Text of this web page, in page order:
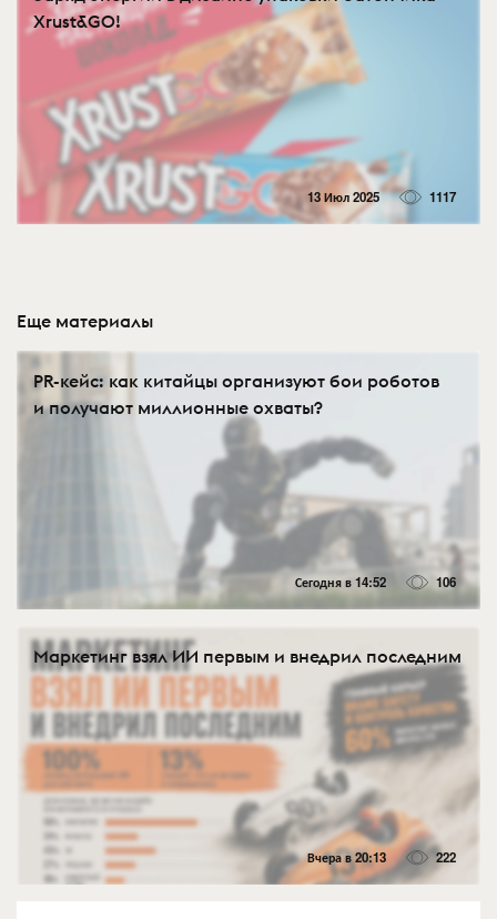
Xrust&GO!
13 Июл 2025 1117
Еще материалы
PR-кейс: как китайцы организуют бои роботов
и получают миллионные охваты?
Сегодня в 14:52 106
Маркетинг взял ИИ первым и внедрил последним
Вчера в 20:13 222